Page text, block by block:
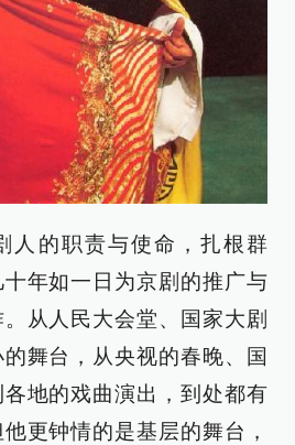
人的职责与使命，扎根群
年如一日为京剧的推广与
从人民大会堂、国家大剧
舞台，从央视的春晚、国
地的戏曲演出，到处都有
更钟情的是基层的舞台，